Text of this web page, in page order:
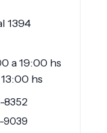
1394
a 19:00 hs
hs
8352
9039